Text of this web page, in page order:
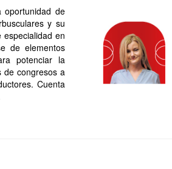
oportunidad de
y su
en
de elementos
potenciar la
de congresos a
Cuenta